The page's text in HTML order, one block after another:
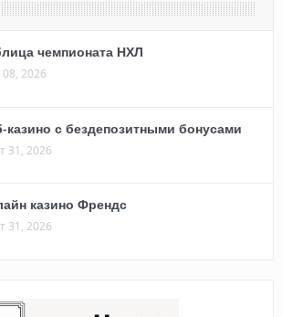
чемпионата НХЛ
2026
казино с бездепозитными бонусами
31, 2026
казино Френдс
31, 2026